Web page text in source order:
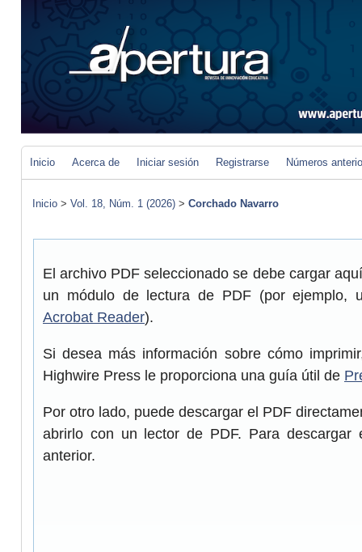
Inicio Acerca de Iniciar sesión Registrarse Números
Inicio > Vol. 18, Núm. 1 (2026) > Corchado Navarro
El archivo PDF seleccionado se debe cargar
un módulo de lectura de PDF (por ejemplo,
Acrobat Reader).
Si desea más información sobre cómo
Highwire Press le proporciona una guía útil de
Por otro lado, puede descargar el PDF
abrirlo con un lector de PDF. Para
anterior.